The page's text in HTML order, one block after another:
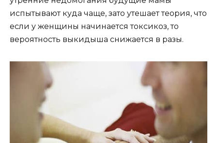
испытывают куда чаще, зато утешает теория, что
если у женщины начинается токсикоз, то
вероятность выкидыша снижается в разы.